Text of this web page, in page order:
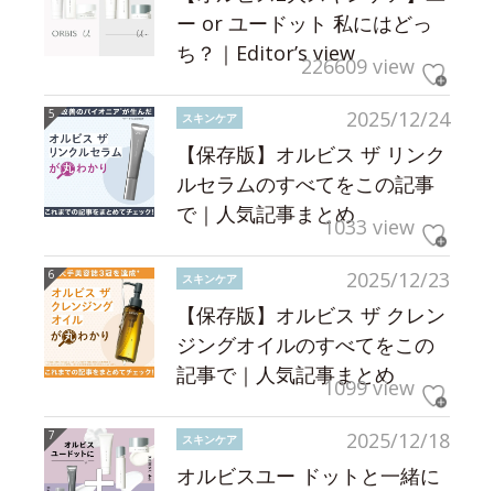
ー or ユードット 私にはどっ
ち？｜Editor’s view226609 view
2025/12/24
スキンケア
【保存版】オルビス ザ リンク
ルセラムのすべてをこの記事
で｜人気記事まとめ1033 view
2025/12/23
スキンケア
【保存版】オルビス ザ クレン
ジングオイルのすべてをこの
記事で｜人気記事まとめ
1099 view
2025/12/18
スキンケア
オルビスユー ドットと一緒に